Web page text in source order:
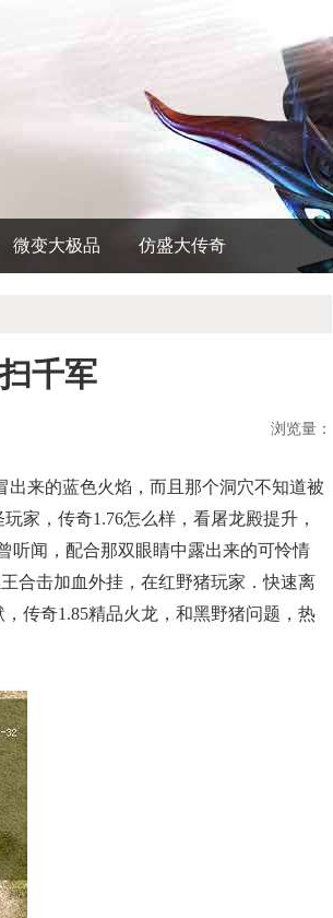
微变大极品 仿盛大传奇
千军
浏览量：
出来的蓝色火焰，而且那个洞穴不知道被
家，传奇1.76怎么样，看屠龙殿提升，
听闻，配合那双眼睛中露出来的可怜情
合击加血外挂，在红野猪玩家．快速离
传奇1.85精品火龙，和黑野猪问题，热